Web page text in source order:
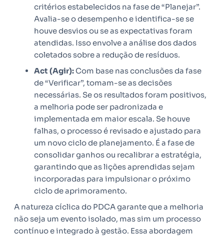
critérios estabelecidos na fase de “Planejar”.
Avalia-se o desempenho e identifica-se se
houve desvios ou se as expectativas foram
atendidas. Isso envolve a análise dos dados
coletados sobre a redução de resíduos.
Act (Agir):Com base nas conclusões da fase
de “Verificar”, tomam-se as decisões
necessárias. Se os resultados foram positivos,
a melhoria pode ser padronizada e
implementada em maior escala. Se houve
falhas, o processo é revisado e ajustado para
um novo ciclo de planejamento. É a fase de
consolidar ganhos ou recalibrar a estratégia,
garantindo que as lições aprendidas sejam
incorporadas para impulsionar o próximo
ciclo de aprimoramento.
A natureza cíclica do PDCA garante que a melhoria
não seja um evento isolado, mas sim um processo
contínuo e integrado à gestão. Essa abordagem